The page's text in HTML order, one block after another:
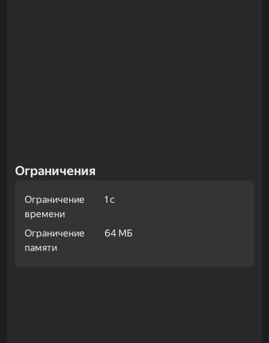
Ограничения
Ограничение
времени
1 с
Ограничение
памяти
64 МБ